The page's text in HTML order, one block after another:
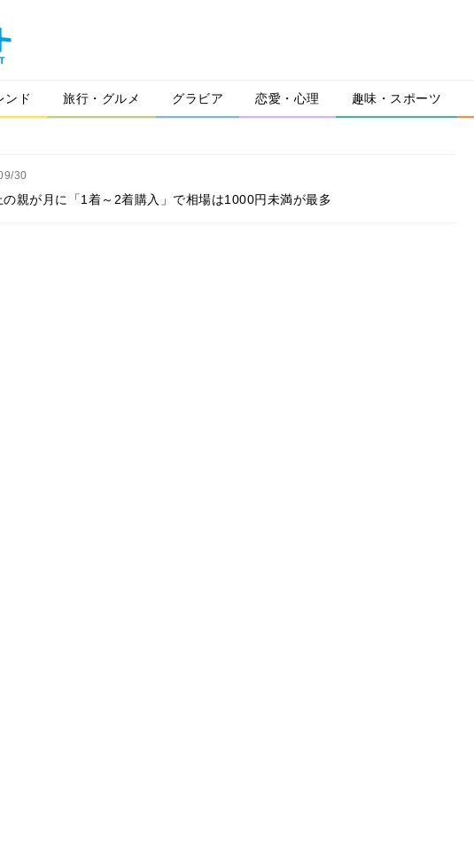
ンド 旅行・グルメ グラビア 恋愛・心理 趣味・スポーツ
30
親が月に「1着～2着購入」で相場は1000円未満が最多